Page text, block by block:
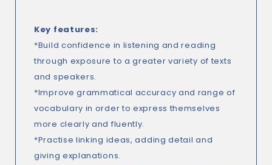
Key features:
*Build confidence in listening and reading
through exposure to a greater variety of texts
and speakers.
*Improve grammatical accuracy and range of
vocabulary in order to express themselves
more clearly and fluently.
*Practise linking ideas, adding detail and
giving explanations.